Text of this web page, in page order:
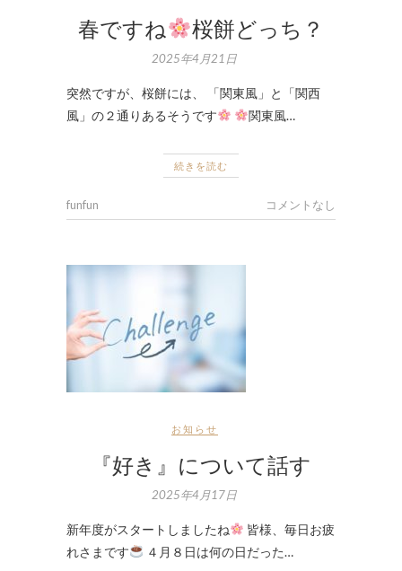
春ですね 桜餅どっち？
2025年4月21日
突然ですが、桜餅には、 「関東風」と「関西
風」の２通りあるそうです
関東風…
続きを読む
funfun コメントなし
お知らせ
『好き』について話す
2025年4月17日
新年度がスタートしましたね
皆様、毎日お疲
れさまです
４月８日は何の日だった…